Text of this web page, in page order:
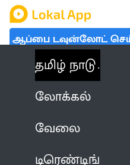
ஆப்பை டவுன்லோட்
தமிழ் நாடு
லோக்கல்
வேலை
டிரெண்டிங்